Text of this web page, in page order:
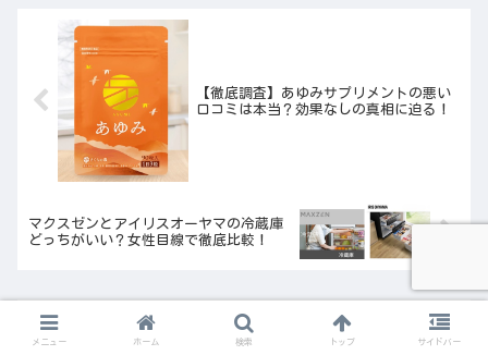
【徹底調査】あゆみサプリメントの悪い
口コミは本当？効果なしの真相に迫る！
マクスゼンとアイリスオーヤマの冷蔵庫
どっちがいい？女性目線で徹底比較！
メニュー ホーム 検索 トップ サイドバー